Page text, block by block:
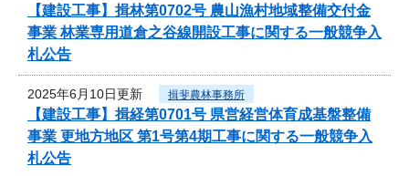
【建設工事】揖林第0702号 農山漁村地域整備交付金
事業 林業専用道倉之谷線開設工事に関する一般競争入
札公告
2025年6月10日更新 揖斐農林事務所
【建設工事】揖経第0701号 県営経営体育成基盤整備
事業 更地方地区 第1号第4期工事に関する一般競争入
札公告